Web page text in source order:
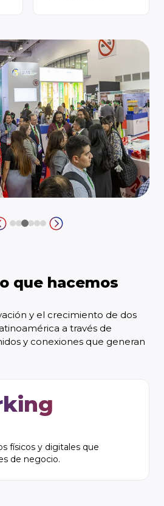
que hacemos
y el crecimiento de dos
a través de
y conexiones que generan
físicos y digitales que
de negocio.